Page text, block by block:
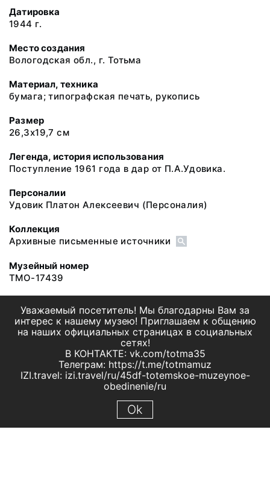
Датировка
1944 г.
Место создания
Вологодская обл., г. Тотьма
Материал, техника
бумага; типографская печать, рукопись
Размер
26,3х19,7 см
Легенда, история использования
Поступление 1961 года в дар от П.А.Удовика.
Персоналии
Удовик Платон Алексеевич (Персоналия)
Коллекция
Архивные письменные источники
Музейный номер
ТМО-17439
Уважаемый посетитель! Мы благодарны Вам за
интерес к нашему музею! Приглашаем к общению
на наших официальных страницах в социальных
сетях!
В КОНТАКТЕ: vk.com/totma35
Телеграм: https://t.me/totmamuz
IZI.travel: izi.travel/ru/45df-totemskoe-muzeynoe-
obedinenie/ru
Ok